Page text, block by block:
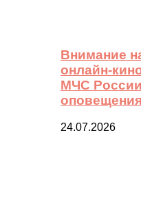
Внимание
онлайн-
МЧС России
оповещения
24.07.2026